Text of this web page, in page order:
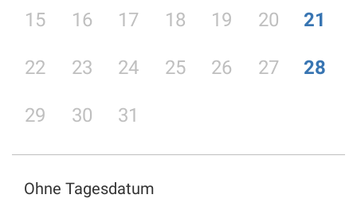
15 16 17 18 19 20 21
22 23 24 25 26 27 28
29 30 31
Ohne Tagesdatum